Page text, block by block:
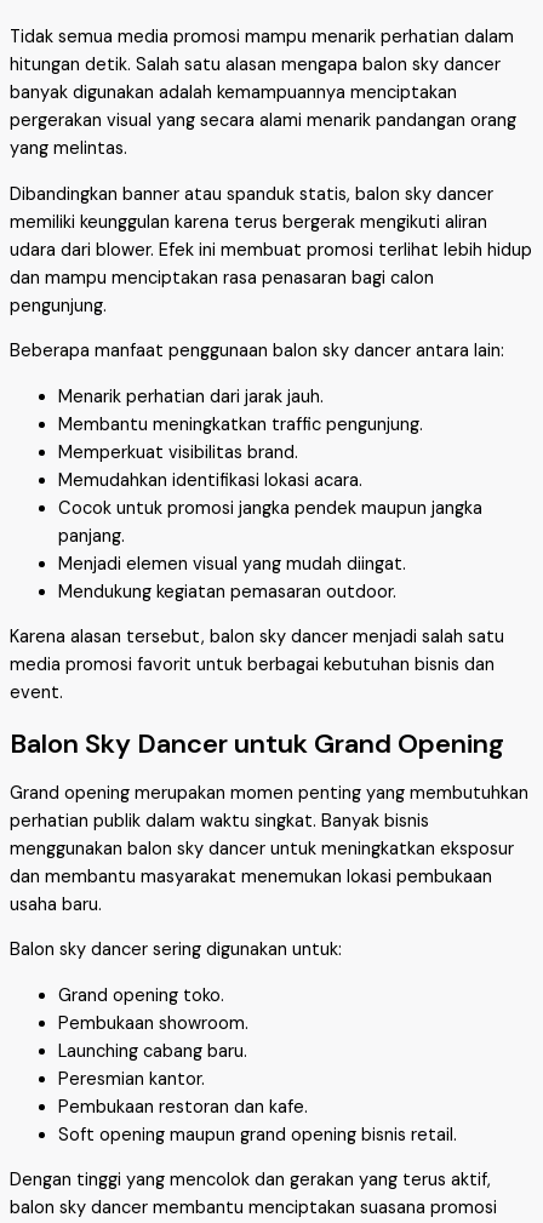
Tidak semua media promosi mampu menarik perhatian dalam
hitungan detik. Salah satu alasan mengapa balon sky dancer
banyak digunakan adalah kemampuannya menciptakan
pergerakan visual yang secara alami menarik pandangan orang
yang melintas.
Dibandingkan banner atau spanduk statis, balon sky dancer
memiliki keunggulan karena terus bergerak mengikuti aliran
udara dari blower. Efek ini membuat promosi terlihat lebih hidup
dan mampu menciptakan rasa penasaran bagi calon
pengunjung.
Beberapa manfaat penggunaan balon sky dancer antara lain:
Menarik perhatian dari jarak jauh.
Membantu meningkatkan traffic pengunjung.
Memperkuat visibilitas brand.
Memudahkan identifikasi lokasi acara.
Cocok untuk promosi jangka pendek maupun jangka
panjang.
Menjadi elemen visual yang mudah diingat.
Mendukung kegiatan pemasaran outdoor.
Karena alasan tersebut, balon sky dancer menjadi salah satu
media promosi favorit untuk berbagai kebutuhan bisnis dan
event.
Balon Sky Dancer untuk Grand Opening
Grand opening merupakan momen penting yang membutuhkan
perhatian publik dalam waktu singkat. Banyak bisnis
menggunakan balon sky dancer untuk meningkatkan eksposur
dan membantu masyarakat menemukan lokasi pembukaan
usaha baru.
Balon sky dancer sering digunakan untuk:
Grand opening toko.
Pembukaan showroom.
Launching cabang baru.
Peresmian kantor.
Pembukaan restoran dan kafe.
Soft opening maupun grand opening bisnis retail.
Dengan tinggi yang mencolok dan gerakan yang terus aktif,
balon sky dancer membantu menciptakan suasana promosi